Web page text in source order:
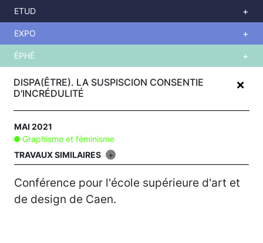
contenu
principal
DISPA(ÊTRE). LA SUSPISCION CONSENTIE
D'INCRÉDULITÉ
+
MAI 2021
Graphisme et féminisme
TRAVAUX SIMILAIRES
+
Conférence pour l'école supérieure d'art et
de design de Caen.
ETUD
EXPO
ÉPHÉ